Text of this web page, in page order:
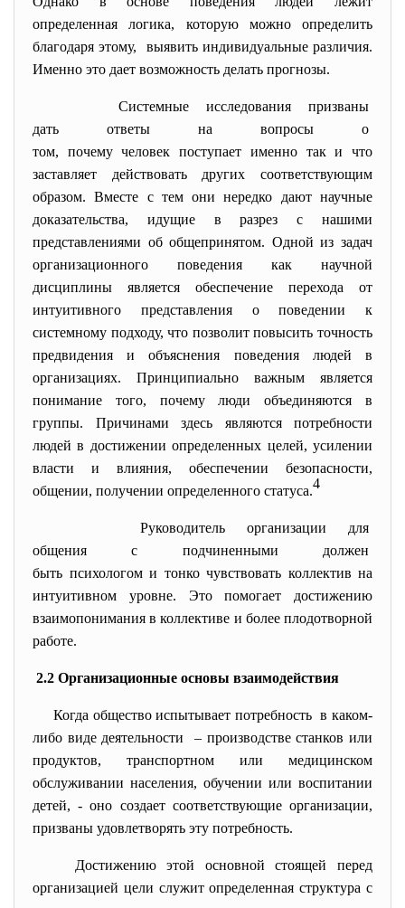
определенная логика, которую можно определить
благодаря этому, выявить индивидуальные различия.
Именно это дает возможность делать прогнозы.
Системные исследования призваны
дать ответы на вопросы о
том, почему человек поступает именно так и что
заставляет действовать других соответствующим
образом. Вместе с тем они нередко дают научные
доказательства, идущие в разрез с нашими
представлениями об общепринятом. Одной из задач
организационного поведения как научной
дисциплины является обеспечение перехода от
интуитивного представления о поведении к
системному подходу, что позволит повысить точность
предвидения и объяснения поведения людей в
организациях. Принципиально важным является
понимание того, почему люди объединяются в
группы. Причинами здесь являются потребности
людей в достижении определенных целей, усилении
власти и влияния, обеспечении безопасности,
общении, получении определенного статуса.4
Руководитель организации для
общения с подчиненными должен
быть психологом и тонко чувствовать коллектив на
интуитивном уровне. Это помогает достижению
взаимопонимания в коллективе и более плодотворной
работе.
2.2 Организационные основы взаимодействия
Когда общество испытываетпотребность в каком-
либо виде деятельности – производстве станков или
продуктов, транспортном или медицинском
обслуживании населения, обучении или воспитании
детей, - оно создает соответствующие организации,
призваны удовлетворять эту потребность.
Достижению этой основной стоящей перед
организацией цели служит определенная структура с